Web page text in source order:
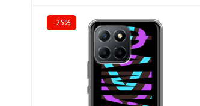
-25%